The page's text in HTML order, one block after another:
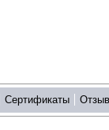
Сертификаты